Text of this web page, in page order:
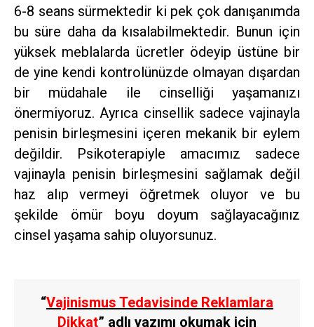
6-8 seans sürmektedir ki pek çok danışanımda
bu süre daha da kısalabilmektedir. Bunun için
yüksek meblalarda ücretler ödeyip üstüne bir
de yine kendi kontrolünüzde olmayan dışardan
bir müdahale ile cinselliği yaşamanızı
önermiyoruz. Ayrıca cinsellik sadece vajinayla
penisin birleşmesini içeren mekanik bir eylem
değildir. Psikoterapiyle amacımız sadece
vajinayla penisin birleşmesini sağlamak değil
haz alıp vermeyi öğretmek oluyor ve bu
şekilde ömür boyu doyum sağlayacağınız
cinsel yaşama sahip oluyorsunuz.
“Vajinismus Tedavisinde Reklamlara
Dikkat” adlı yazımı okumak için